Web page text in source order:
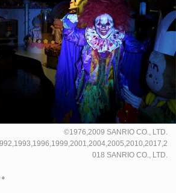
©1976,2009 SANRIO CO., LTD.
018 SANRIO CO., LTD.